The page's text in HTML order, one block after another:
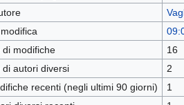
modifiche
16
autori diversi
2
recenti (negli ultimi 90 giorni)
1